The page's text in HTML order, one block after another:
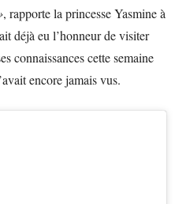
, rapporte la princesse Yasmine à
déjà eu l’honneur de visiter
connaissances cette semaine
encore jamais vus.